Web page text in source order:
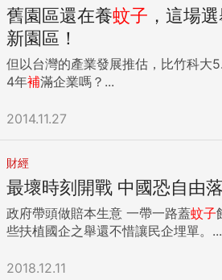
舊園區還在養蚊子 ，這場
新園區！
但以台灣的產業發展推估，比竹科大
4年補滿企業嗎？...
2014.11.27
財經
最壞時刻開戰 中國恐自由
政府帶頭做賠本生意 一帶一路蓋蚊子
些扶植國企之舉還不惜讓民企埋單。...
2018.12.11